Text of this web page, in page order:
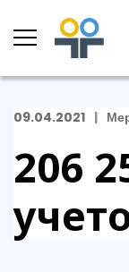
09.04.2021
206